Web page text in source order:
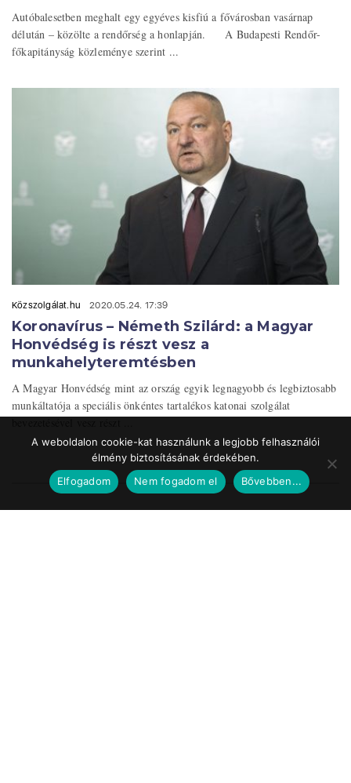
Autóbalesetben meghalt egy egyéves kisfiú a fővárosban vasárnap
délután – közölte a rendőrség a honlapján. A Budapesti Rendőr-
főkapitányság közleménye szerint ...
Közszolgálat.hu 2020.05.24. 17:39
Koronavírus – Németh Szilárd: a Magyar
Honvédség is részt vesz a
munkahelyteremtésben
A Magyar Honvédség mint az ország egyik legnagyobb és legbiztosabb
munkáltatója a speciális önkéntes tartalékos katonai szolgálat
A weboldalon cookie-kat használunk a legjobb felhasználói
élmény biztosításának érdekében.
Elfogadom
Nem fogadom el Bővebben...